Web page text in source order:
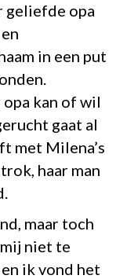
geliefde opa
in een put
kan of wil
gaat al
met Milena’s
haar man
maar toch
niet te
ik vond het